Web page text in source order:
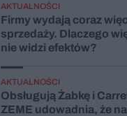
AKTUALNOŚCI
Firmy wydają coraz
sprzedaży. Dlaczego
nie widzi efektów?
AKTUALNOŚCI
Obsługują Żabkę i
ZEME udowadnia, że na